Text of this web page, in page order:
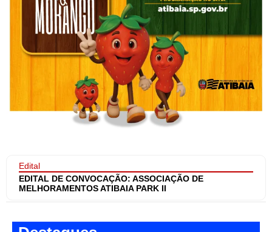
Edital
EDITAL DE CONVOCAÇÃO: ASSOCIAÇÃO DE
MELHORAMENTOS ATIBAIA PARK II